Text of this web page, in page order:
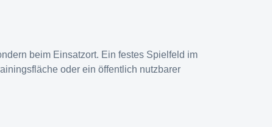
beim Einsatzort. Ein festes Spielfeld im
oder ein öffentlich nutzbarer